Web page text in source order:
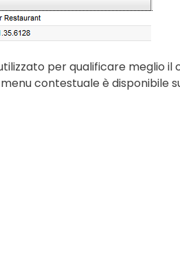
per qualificare meglio
contestuale è disponibile